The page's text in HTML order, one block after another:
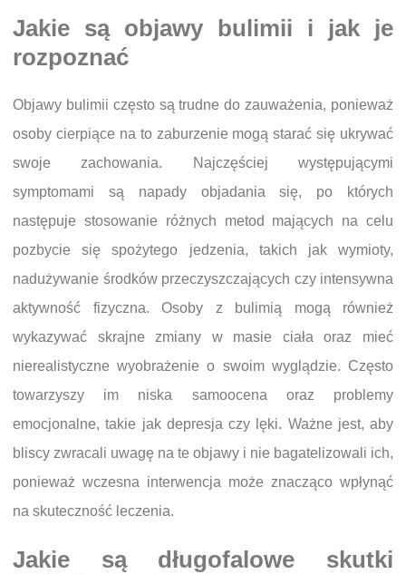
Jakie są objawy bulimii i jak je
rozpoznać
Objawy bulimii często są trudne do zauważenia, ponieważ
osoby cierpiące na to zaburzenie mogą starać się ukrywać
swoje zachowania. Najczęściej występującymi
symptomami są napady objadania się, po których
następuje stosowanie różnych metod mających na celu
pozbycie się spożytego jedzenia, takich jak wymioty,
nadużywanie środków przeczyszczających czy intensywna
aktywność fizyczna. Osoby z bulimią mogą również
wykazywać skrajne zmiany w masie ciała oraz mieć
nierealistyczne wyobrażenie o swoim wyglądzie. Często
towarzyszy im niska samoocena oraz problemy
emocjonalne, takie jak depresja czy lęki. Ważne jest, aby
bliscy zwracali uwagę na te objawy i nie bagatelizowali ich,
ponieważ wczesna interwencja może znacząco wpłynąć
na skuteczność leczenia.
Jakie są długofalowe skutki